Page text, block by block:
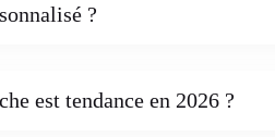
?
est tendance en 2026 ?